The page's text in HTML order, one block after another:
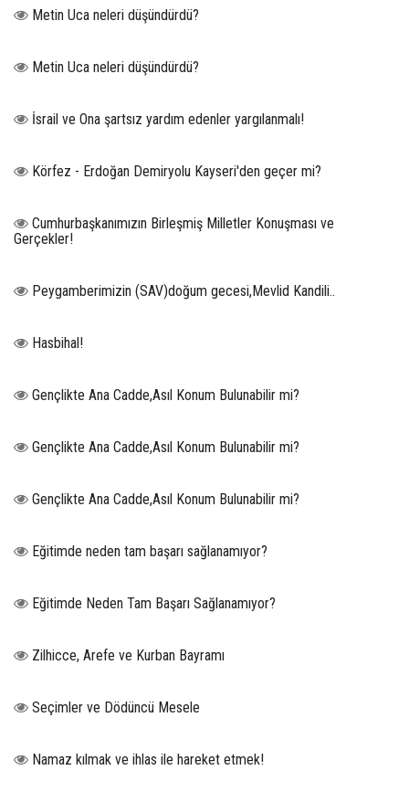
Metin Uca neleri düşündürdü?
Metin Uca neleri düşündürdü?
İsrail ve Ona şartsız yardım edenler yargılanmalı!
Körfez - Erdoğan Demiryolu Kayseri'den geçer mi?
Cumhurbaşkanımızın Birleşmiş Milletler Konuşması ve
Gerçekler!
Peygamberimizin (SAV)doğum gecesi,Mevlid Kandili..
Hasbihal!
Gençlikte Ana Cadde,Asıl Konum Bulunabilir mi?
Gençlikte Ana Cadde,Asıl Konum Bulunabilir mi?
Gençlikte Ana Cadde,Asıl Konum Bulunabilir mi?
Eğitimde neden tam başarı sağlanamıyor?
Eğitimde Neden Tam Başarı Sağlanamıyor?
Zilhicce, Arefe ve Kurban Bayramı
Seçimler ve Dödüncü Mesele
Namaz kılmak ve ihlas ile hareket etmek!